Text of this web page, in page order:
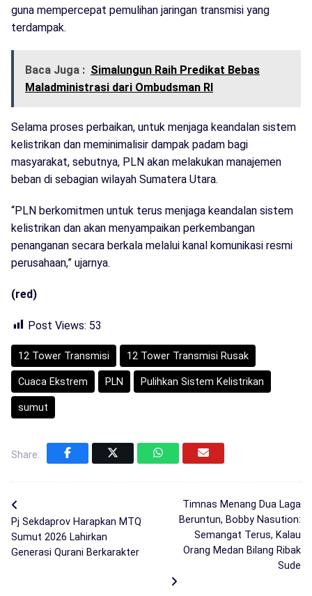
guna mempercepat pemulihan jaringan transmisi yang
terdampak.
Baca Juga : Simalungun Raih Predikat Bebas
Maladministrasi dari Ombudsman RI
Selama proses perbaikan, untuk menjaga keandalan sistem
kelistrikan dan meminimalisir dampak padam bagi
masyarakat, sebutnya, PLN akan melakukan manajemen
beban di sebagian wilayah Sumatera Utara.
“PLN berkomitmen untuk terus menjaga keandalan sistem
kelistrikan dan akan menyampaikan perkembangan
penanganan secara berkala melalui kanal komunikasi resmi
perusahaan,” ujarnya.
(red)
Post Views: 53
12 Tower Transmisi 12 Tower Transmisi Rusak
Cuaca Ekstrem PLN Pulihkan Sistem Kelistrikan
sumut
Share:
Pj Sekdaprov Harapkan MTQ
Sumut 2026 Lahirkan
Generasi Qurani Berkarakter
Timnas Menang Dua Laga
Beruntun, Bobby Nasution:
Semangat Terus, Kalau
Orang Medan Bilang Ribak
Sude